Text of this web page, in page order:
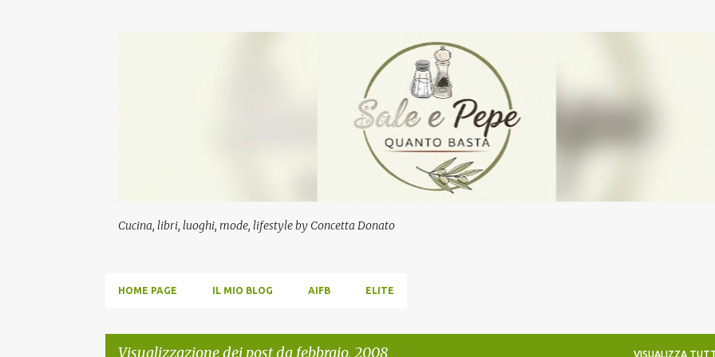
Cucina, libri, luoghi, mode, lifestyle by Concetta Donato
HOME PAGE IL MIO BLOG AIFB ELITE
Visualizzazione dei post da febbraio, 2008 VISUALIZZA